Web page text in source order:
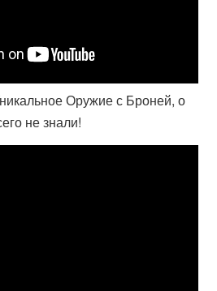
Оружие с Броней, о
не знали!